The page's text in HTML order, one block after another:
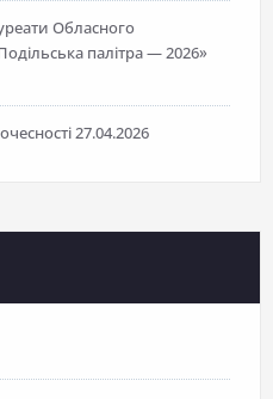
Обласного
палітра — 2026»
27.04.2026